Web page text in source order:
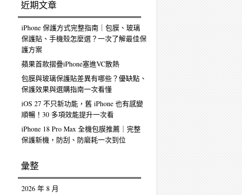
近期文章
iPhone 保護方式完整指南｜包膜、玻璃
保護貼、手機殼怎麼選？一次了解最佳保
護方案
蘋果首款摺疊iPhone塞進VC散熱
包膜與玻璃保護貼差異有哪些？優缺點、
保護效果與選購指南一次看懂
iOS 27 不只新功能，舊 iPhone 也有感變
順暢！30 多項效能提升一次看
iPhone 18 Pro Max 全機包膜推薦｜完整
保護新機，防刮、防磨耗一次到位
彙整
2026 年 8 月